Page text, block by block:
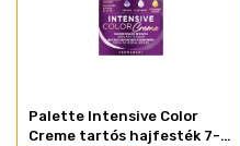
Palette Intensive Color
Creme tartós hajfesték 7-